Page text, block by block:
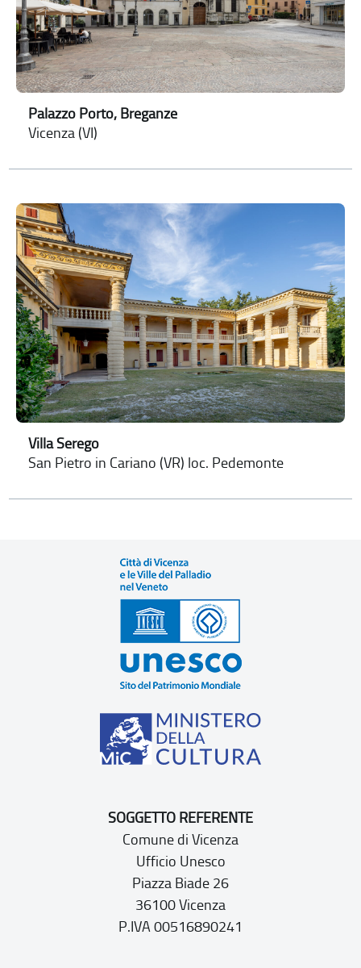
Palazzo Porto, Breganze
Vicenza (VI)
Villa Serego
San Pietro in Cariano (VR) loc. Pedemonte
SOGGETTO REFERENTE
Comune di Vicenza
Ufficio Unesco
Piazza Biade 26
36100 Vicenza
P.IVA 00516890241